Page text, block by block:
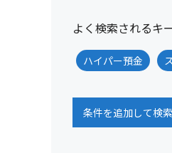
よく検索されるキ
ハイパー預金
条件を追加して検索